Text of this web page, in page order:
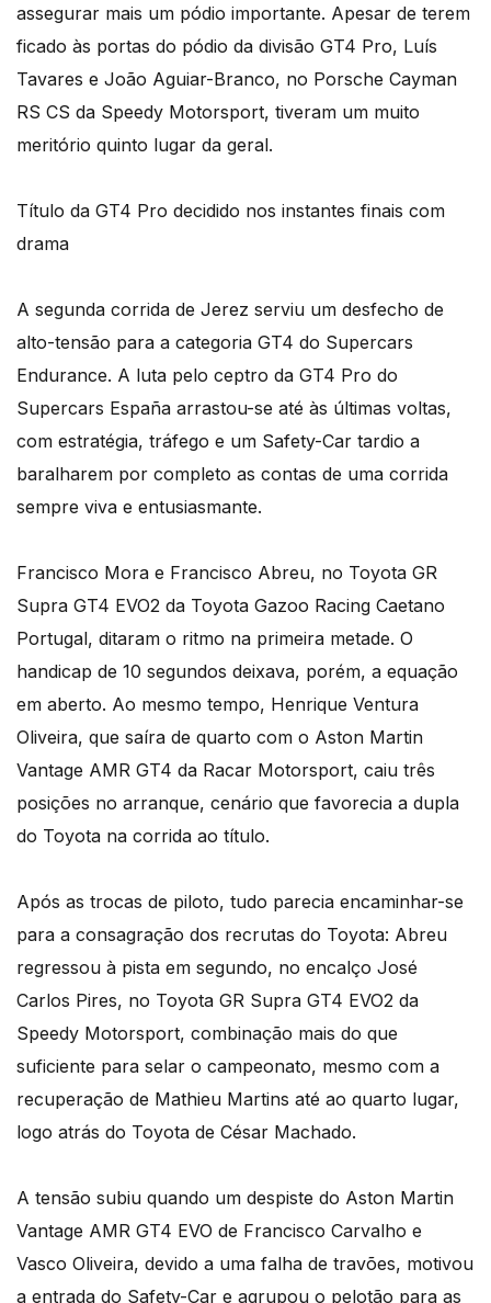
assegurar mais um pódio importante. Apesar de terem
ficado às portas do pódio da divisão GT4 Pro, Luís
Tavares e João Aguiar-Branco, no Porsche Cayman
RS CS da Speedy Motorsport, tiveram um muito
meritório quinto lugar da geral.
Título da GT4 Pro decidido nos instantes finais com
drama
A segunda corrida de Jerez serviu um desfecho de
alto-tensão para a categoria GT4 do Supercars
Endurance. A luta pelo ceptro da GT4 Pro do
Supercars España arrastou-se até às últimas voltas,
com estratégia, tráfego e um Safety-Car tardio a
baralharem por completo as contas de uma corrida
sempre viva e entusiasmante.
Francisco Mora e Francisco Abreu, no Toyota GR
Supra GT4 EVO2 da Toyota Gazoo Racing Caetano
Portugal, ditaram o ritmo na primeira metade. O
handicap de 10 segundos deixava, porém, a equação
em aberto. Ao mesmo tempo, Henrique Ventura
Oliveira, que saíra de quarto com o Aston Martin
Vantage AMR GT4 da Racar Motorsport, caiu três
posições no arranque, cenário que favorecia a dupla
do Toyota na corrida ao título.
Após as trocas de piloto, tudo parecia encaminhar-se
para a consagração dos recrutas do Toyota: Abreu
regressou à pista em segundo, no encalço José
Carlos Pires, no Toyota GR Supra GT4 EVO2 da
Speedy Motorsport, combinação mais do que
suficiente para selar o campeonato, mesmo com a
recuperação de Mathieu Martins até ao quarto lugar,
logo atrás do Toyota de César Machado.
A tensão subiu quando um despiste do Aston Martin
Vantage AMR GT4 EVO de Francisco Carvalho e
Vasco Oliveira, devido a uma falha de travões, motivou
a entrada do Safety-Car e agrupou o pelotão para as